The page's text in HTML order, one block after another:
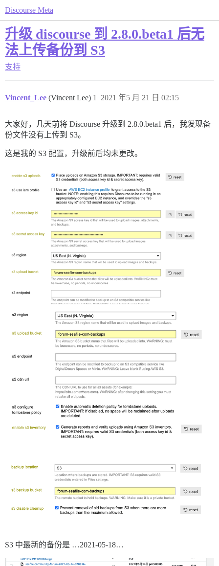
Discourse Meta
升级 discourse 到 2.8.0.beta1 后无
法上传备份到 S3
支持
Vincent_Lee (Vincent Lee) 2021 年5 月 21 日 02:15
1
大家好，几天前将 Discourse 升级到 2.8.0.beta1 后，我发现备
份文件没有上传到 S3。
这是我的 S3 配置，升级前后均未更改。
S3 中最新的备份是 …2021-05-18…